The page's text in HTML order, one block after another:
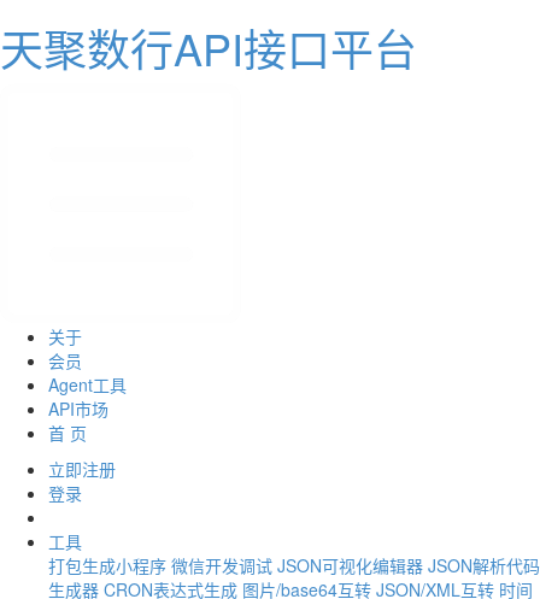
天聚数行API接口平台
关于
会员
Agent工具
API市场
首 页
立即注册
登录
工具
打包生成小程序 微信开发调试 JSON可视化编辑器 JSON解析代码
生成器 CRON表达式生成 图片/base64互转 JSON/XML互转 时间